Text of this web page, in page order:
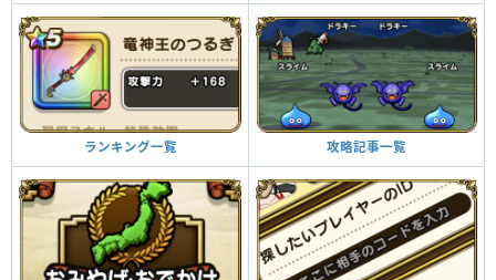
ランキング一覧 攻略記事一覧